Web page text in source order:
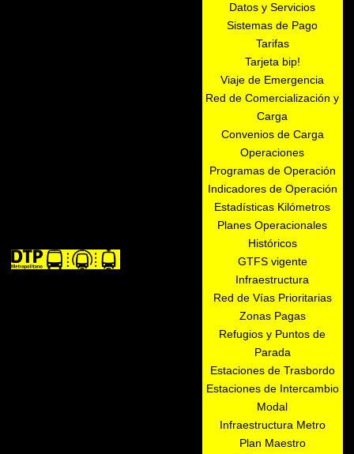
Datos y Servicios
Sistemas de Pago
Tarifas
Tarjeta bip!
Viaje de Emergencia
Red de Comercialización y
Carga
Convenios de Carga
Operaciones
Programas de Operación
Indicadores de Operación
Estadísticas Kilómetros
Planes Operacionales
Históricos
GTFS vigente
Infraestructura
Red de Vías Prioritarias
Zonas Pagas
Refugios y Puntos de
Parada
Estaciones de Trasbordo
Estaciones de Intercambio
Modal
Infraestructura Metro
Plan Maestro